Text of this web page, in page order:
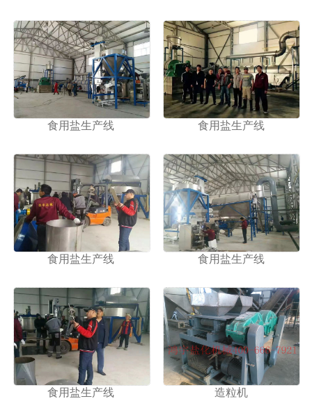
1 2
食用盐生产线 食用盐生产线
食用盐生产线 食用盐生产线
食用盐生产线 造粒机